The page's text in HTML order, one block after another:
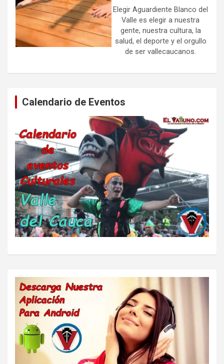
Elegir Aguardiente Blanco del
Valle es elegir a nuestra
gente, nuestra cultura, la
salud, el deporte y el orgullo
de ser vallecaucanos.
Calendario de Eventos